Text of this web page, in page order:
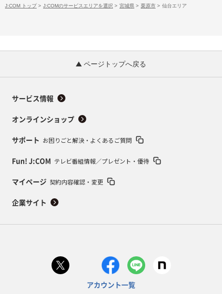
J:COM トップ > J:COMのサービスエリアを選択 > 宮城県 > 栗原市 > 仙台エリア
ページトップへ戻る
サービス情報
オンラインショップ
サポート お困りごと解決・よくあるご質問
Fun! J:COM テレビ番組情報／プレゼント・優待
マイページ 契約内容確認・変更
企業サイト
アカウント一覧